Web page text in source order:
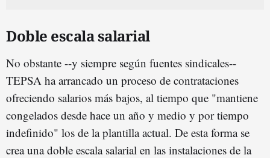
Doble escala salarial
No obstante --y siempre según fuentes sindicales--
TEPSA ha arrancado un proceso de contrataciones
ofreciendo salarios más bajos, al tiempo que "mantiene
congelados desde hace un año y medio y por tiempo
indefinido" los de la plantilla actual. De esta forma se
crea una doble escala salarial en las instalaciones de la